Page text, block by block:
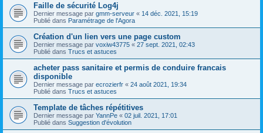
Faille de sécurité Log4j
Dernier message par gmm-serveur « 14 déc. 2021, 15:19
Publié dans Paramétrage de l'Agora
Création d'un lien vers une page custom
Dernier message par voxiw43775 « 27 sept. 2021, 02:43
Publié dans Trucs et astuces
acheter pass sanitaire et permis de conduire francais
disponible
Dernier message par ecrozierfr « 24 août 2021, 19:34
Publié dans Trucs et astuces
Template de tâches répétitives
Dernier message par YannPe « 02 juil. 2021, 17:01
Publié dans Suggestion d'évolution